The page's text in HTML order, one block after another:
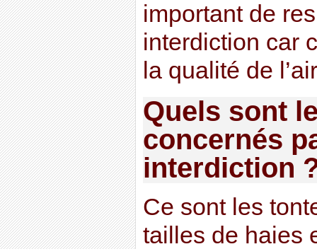
important de
interdiction car
la qualité de
Quels sont
concernés
interdiction
Ce sont les
tailles de haies